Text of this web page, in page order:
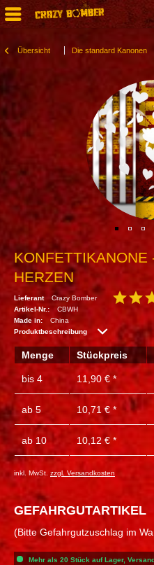
Übersicht Die standard Kanonen
KONFETTIKANONE -
ERZEN
Lieferant
Crazy Bomber
Artikel-Nr.:
CBWH
Made in:
China
Produktbeschreibung
Menge Stückpreis
bis 4 11,90 € *
ab 5 10,71 € *
ab 10 10,12 € *
inkl. MwSt. zzgl. Versandkosten
GEFAHRGUTARTIKEL
(Bitte Gefahrgutzuschlag im
Mehr als 20 Stück auf Lager,